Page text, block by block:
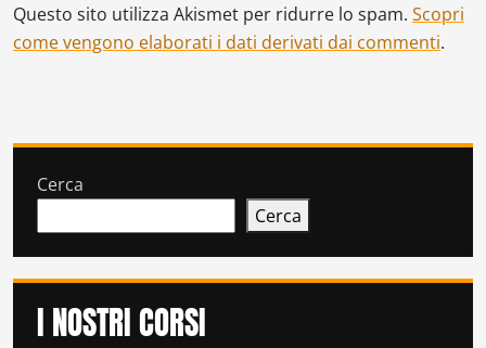
Questo sito utilizza Akismet per ridurre lo spam. Scopri
come vengono elaborati i dati derivati dai commenti.
Cerca
Cerca
I NOSTRI CORSI